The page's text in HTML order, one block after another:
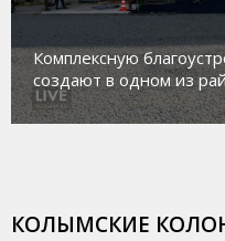
работе с
КОЛЫМСКИЕ